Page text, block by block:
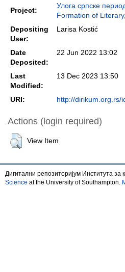
Project:
Улога српске
Formation of
Depositing
User:
Larisa Kostić
Date
Deposited:
22 Jun 2022 13:02
Last
Modified:
13 Dec 2023 13:50
URI: http://dirikum.org.rs/
Actions (login required)
View Item
Дигитални репозиторијум Института
Science at the University of Southampton.